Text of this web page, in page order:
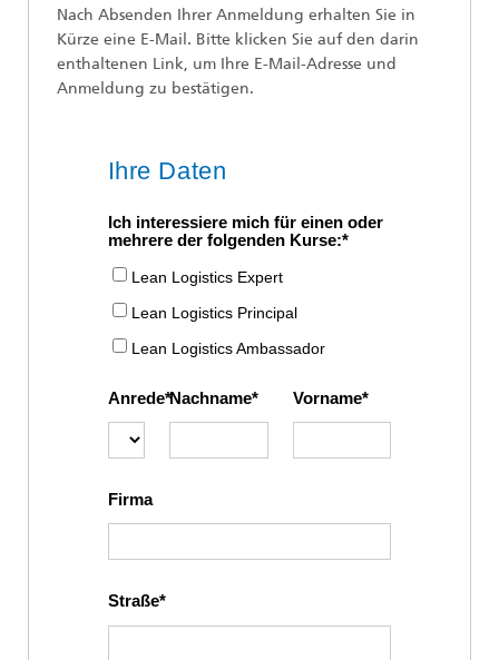
Nach Absenden Ihrer Anmeldung erhalten Sie in
Kürze eine E-Mail. Bitte klicken Sie auf den darin
enthaltenen Link, um Ihre E-Mail-Adresse und
Anmeldung zu bestätigen.
Ihre Daten
Ich interessiere mich für einen oder
mehrere der folgenden Kurse:
Lean Logistics Expert
Lean Logistics Principal
Lean Logistics Ambassador
Anrede Nachname Vorname
Firma
Straße